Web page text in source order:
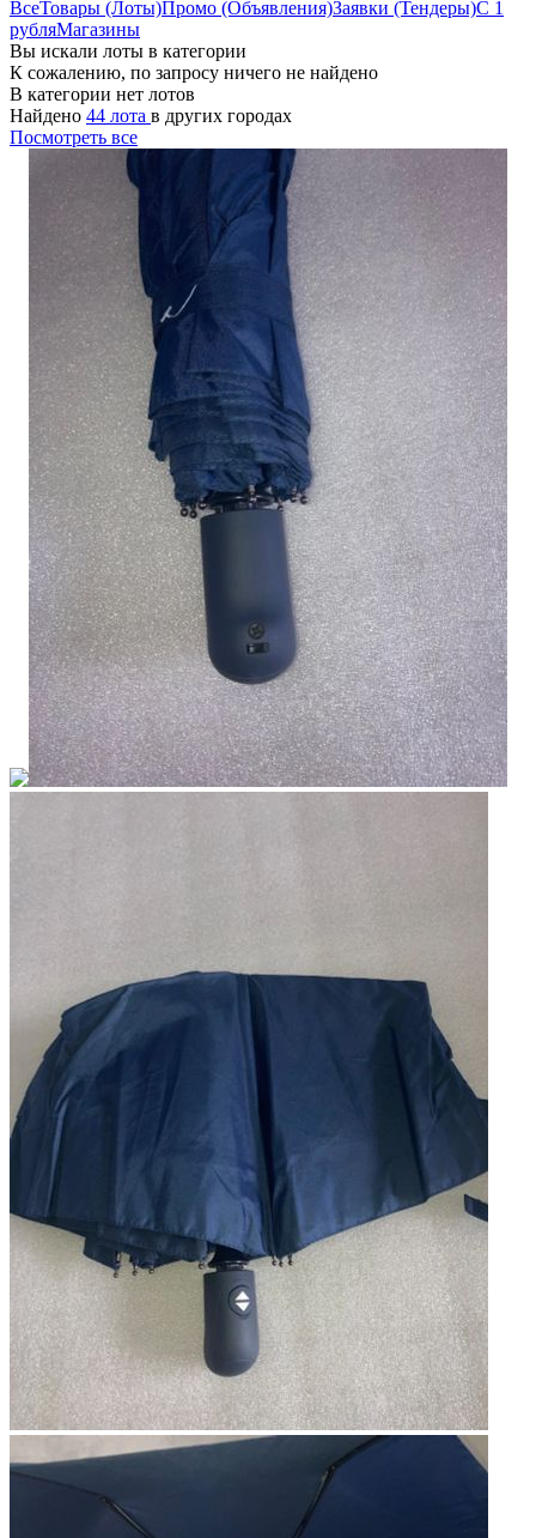
ВсеТовары (Лоты)Промо (Объявления)Заявки (Тендеры)С 1
рубляМагазины
Вы искали лоты в категории
К сожалению, по запросу ничего не найдено
В категории нет лотов
Найдено 44 лота в других городах
Посмотреть все